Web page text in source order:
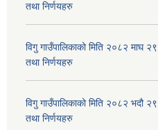
तथा निर्णयहरु
विगु गाउँपालिकाको मिति २०८२ माघ
तथा निर्णयहरु
विगु गाउँपालिकाको मिति २०८२ भदौ
तथा निर्णयहरु